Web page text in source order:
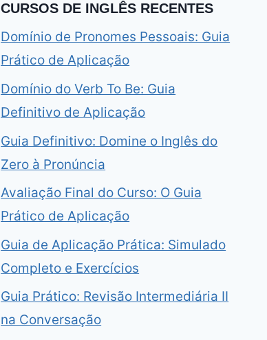
CURSOS DE INGLÊS RECENTES
Domínio de Pronomes Pessoais: Guia
Prático de Aplicação
Domínio do Verb To Be: Guia
Definitivo de Aplicação
Guia Definitivo: Domine o Inglês do
Zero à Pronúncia
Avaliação Final do Curso: O Guia
Prático de Aplicação
Guia de Aplicação Prática: Simulado
Completo e Exercícios
Guia Prático: Revisão Intermediária II
na Conversação